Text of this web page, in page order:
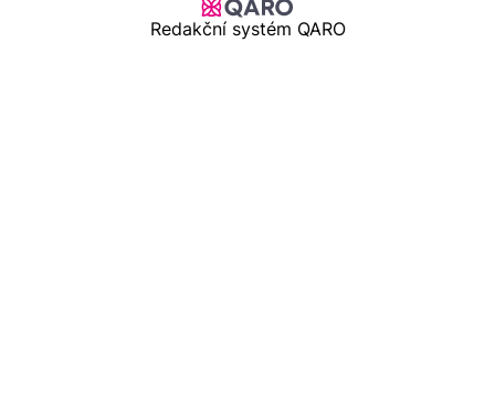
Redakční systém QARO